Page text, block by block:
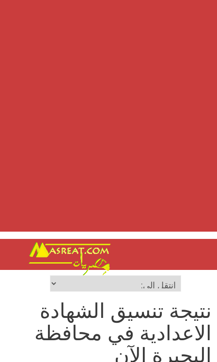
نتيجة تنسيق الشهادة
الاعدادية في محافظة
البحيرة الآن